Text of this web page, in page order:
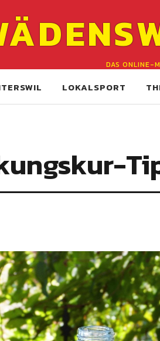
DAS ONLINE-
LOKALSPORT